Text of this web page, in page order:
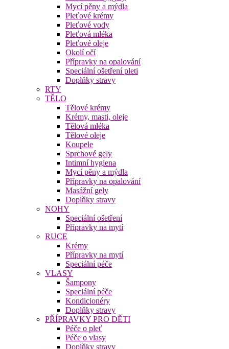
Mycí pěny a mýdla
Pleťové krémy
Pleťové vody
Pleťová mléka
Pleťové oleje
Okolí očí
Přípravky na opalování
Speciální ošetření pleti
Doplňky stravy
RTY
TĚLO
Tělové krémy
Krémy, masti, oleje
Tělová mléka
Tělové oleje
Koupele
Sprchové gely
Intimní hygiena
Mycí pěny a mýdla
Přípravky na opalování
Masážní gely
Doplňky stravy
NOHY
Speciální ošetření
Přípravky na mytí
RUCE
Krémy
Přípravky na mytí
Speciální péče
VLASY
Šampony
Speciální péče
Kondicionéry
Doplňky stravy
PŘÍPRAVKY PRO DĚTI
Péče o pleť
Péče o vlasy
Doplňky stravy